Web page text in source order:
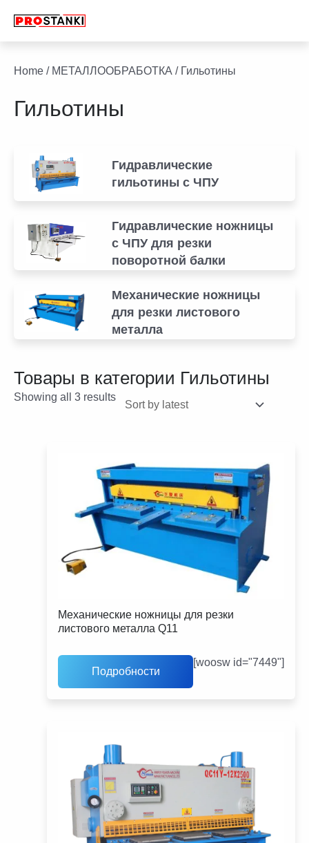
Home / МЕТАЛЛООБРАБОТКА / Гильотины
Гильотины
Гидравлические
гильотины с ЧПУ
Гидравлические ножницы
с ЧПУ для резки
поворотной балки
Механические ножницы
для резки листового
металла
Товары в категории Гильотины
Showing all 3 results
Механические ножницы для резки
листового металла Q11
Подробности
[woosw id="7449"]